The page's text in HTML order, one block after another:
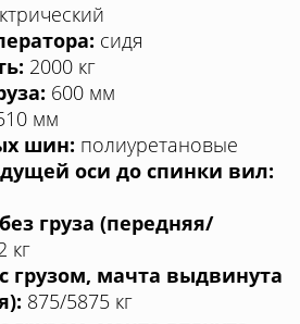
сидя
2000 кг
600 мм
мм
шин: полиуретановые
оси до спинки вил:
груза (передняя/
кг
грузом, мачта выдвинута
875/5875 кг